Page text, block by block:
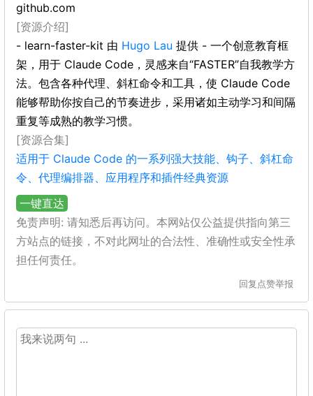
github.com
[资源介绍]
- learn-faster-kit 由 Hugo Lau 提供 - 一个创意教育框
架，用于 Claude Code，灵感来自“FASTER”自我教学方
法。包含各种代理、斜杠命令和工具，使 Claude Code
能够帮助你按自己的节奏进步，采用诸如主动学习和间隔
重复等成熟的教学习惯。
[资源合集]
适用于 Claude Code 的一系列强大技能、钩子、斜杠命
令、代理编排器、应用程序和插件经典资源
一键直达
免责声明: 请知悉后再访问。本网站仅公益提供指向第三
方站点的链接，不对此网址的合法性、准确性或安全性承
担任何责任。
回复 点赞举报